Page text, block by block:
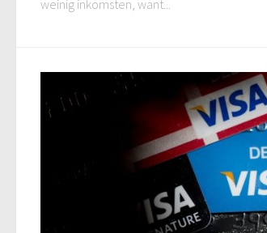
weinig inkomsten, want...